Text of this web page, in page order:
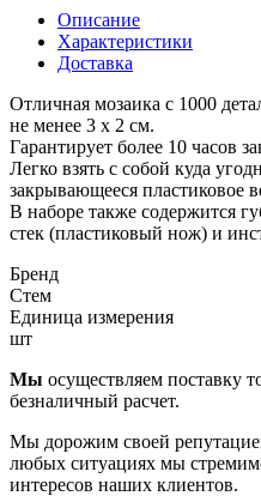
Описание
Характеристики
Доставка
Отличная мозаика с 1000
не менее 3 х 2 см.
Гарантирует более 10 часов
Легко взять с собой куда
закрывающееся пластиковое
В наборе также содержится
стек (пластиковый нож) и
Бренд
Стем
Единица измерения
шт
Мы осуществляем поставку
безналичный расчет.
Мы дорожим своей
любых ситуациях мы
интересов наших клиентов.